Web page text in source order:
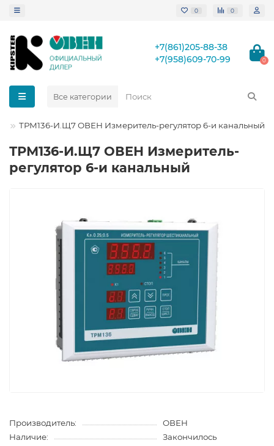
0 0
+7(861)205-88-38
+7(958)609-70-99
0
Все категории
ТРМ136-И.Щ7 ОВЕН Измеритель-регулятор 6-и канальный
ТРМ136-И.Щ7 ОВЕН Измеритель-
регулятор 6-и канальный
Производитель:
ОВЕН
Наличие:
Закончилось